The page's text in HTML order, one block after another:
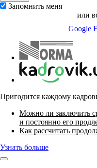
Запомнить меня
или
Google
Пригодится каждому
Можно ли заключить
и постоянно его
Как рассчитать
Узнать больше